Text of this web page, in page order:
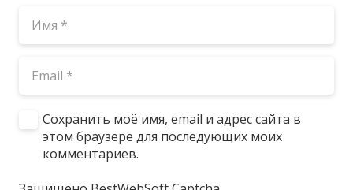
Сохранить моё имя, email и адрес сайта в
этом браузере для последующих моих
комментариев.